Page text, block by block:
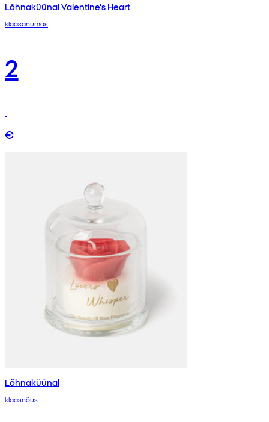
Lõhnaküünal Valentine's Heart
klaasanumas
2
€
Lõhnaküünal
klaasnõus